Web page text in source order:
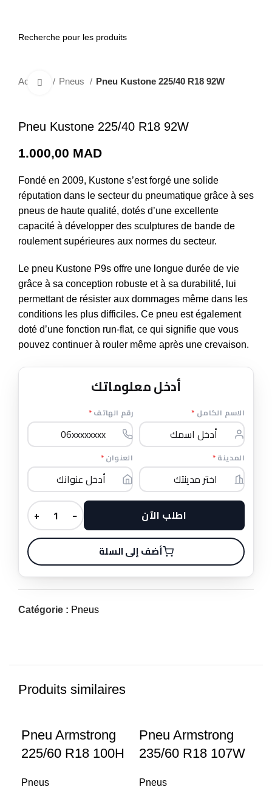
Accueil Pneus Pneu Kustone 225/40 R18 92W
Cliquez pour agrandir
Pneu Kustone 225/40 R18 92W
1.000,00 MAD
Fondé en 2009, Kustone s’est forgé une solide
réputation dans le secteur du pneumatique grâce à ses
pneus de haute qualité, dotés d’une excellente
capacité à développer des sculptures de bande de
roulement supérieures aux normes du secteur.
Le pneu Kustone P9s offre une longue durée de vie
grâce à sa conception robuste et à sa durabilité, lui
permettant de résister aux dommages même dans les
conditions les plus difficiles. Ce pneu est également
doté d’une fonction run-flat, ce qui signifie que vous
pouvez continuer à rouler même après une crevaison.
أدخل معلوماتك
الاسم الكامل * رقم الهاتف*
المدينة* العنوان*
اطلب الآن −
+
أضف إلى السلة
Catégorie : Pneus
Produits similaires
Pneu Armstrong
225/60 R18 100H
Pneus
Pneu Armstrong
235/60 R18 107W
Pneus